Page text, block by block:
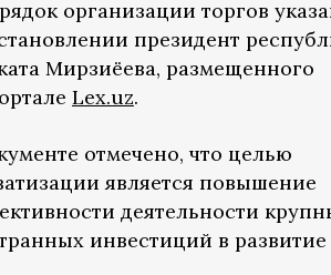
организации торгов
президент
Мирзиёева, размещенного
Lex.uz.
отмечено, что целью
является повышение
деятельности
инвестиций в развитие